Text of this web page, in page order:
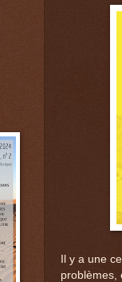
Il y a une
problèmes,